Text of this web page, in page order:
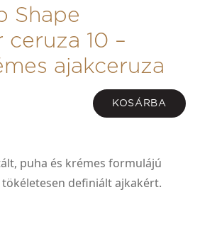
Shape
10 –
ajakceruza
KOSÁRBA
puha és krémes formulájú
definiált ajkakért.